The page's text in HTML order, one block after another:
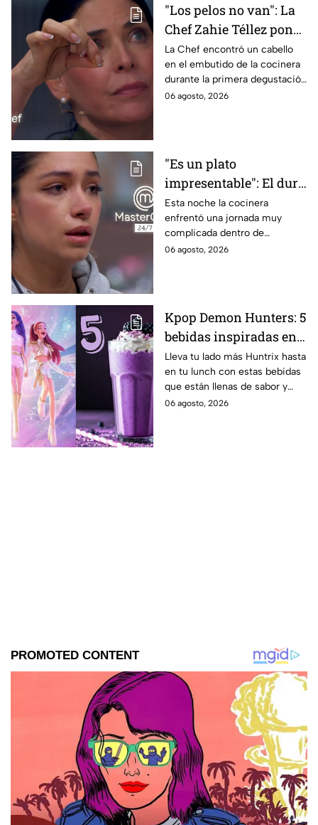
"Los pelos no van": La
Chef Zahie Téllez pone
en evidencia a Carmen
en la gala de mandiles
negros de MasterChef
24/7
La Chef encontró un cabello
en el embutido de la cocinera
durante la primera degustación
de la noche
06 agosto, 2026
"Es un plato
impresentable": El duro
regaño que hizo llorar a
Michelle dentro de
MasterChef 24/7
Esta noche la cocinera
enfrentó una jornada muy
complicada dentro de
MasterChef 24/7.
06 agosto, 2026
Kpop Demon Hunters: 5
bebidas inspiradas en
las guerreras Huntrix
para llevar a la escuela
este regreso a clases
2026; son saludables y
Lleva tu lado más Huntrix hasta
en tu lunch con estas bebidas
que están llenas de sabor y
frescura.
06 agosto, 2026